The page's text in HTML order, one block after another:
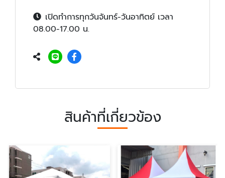
เปิดทำการทุกวันจันทร์-วันอาทิตย์ เวลา
08.00-17.00 น.
สินค้าที่เกี่ยวข้อง